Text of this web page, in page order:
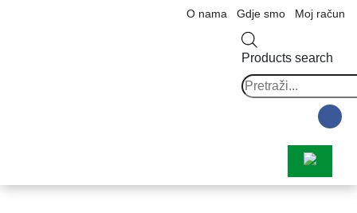
O nama Gdje smo Moj račun
Products search